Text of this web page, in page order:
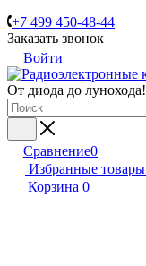
+7 499 450-48-44
Заказать звонок
Войти
От диода до лунохода!
Сравнение0
Избранные товары
Корзина 0